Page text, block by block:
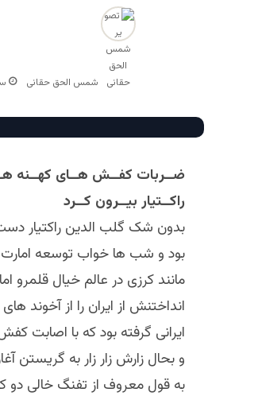
شمس الحق حقانی
راکــتیار بیــرون کــرد
بدون شک گلب الدین راکتیار
بود و شب ها خواب توسعه امارت
مانند کرزی در عالم خیال قلمرو
انداختنش از ایران را از آخوند های
ایرانی گرفته بود که با اصابت
و بحال زارش زار زار به گریستن
به قول معروف از تفنگ خالی دو